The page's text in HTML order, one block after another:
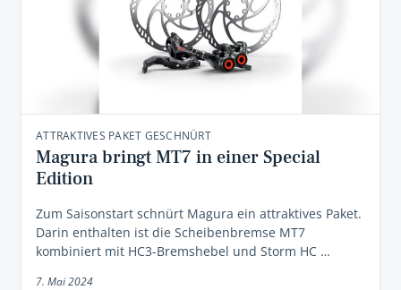
ATTRAKTIVES PAKET GESCHNÜRT
Magura bringt MT7 in einer Special
Edition
Zum Saisonstart schnürt Magura ein attraktives Paket.
Darin enthalten ist die Scheibenbremse MT7
kombiniert mit HC3-Bremshebel und Storm HC …
7. Mai 2024